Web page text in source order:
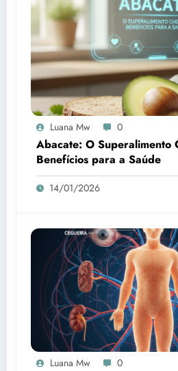
Luana Mw 0
Abacate: O Superalimento
Benefícios para a Saúde
14/01/2026
Luana Mw 0